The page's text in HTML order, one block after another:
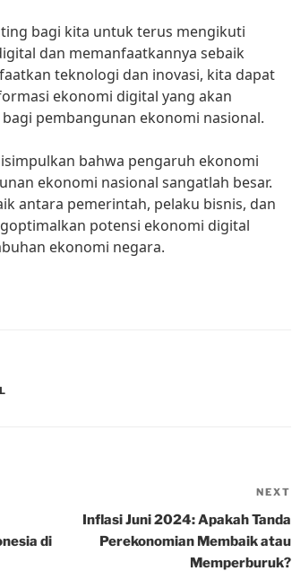
bagi kita untuk terus mengikuti
dan memanfaatkannya sebaik
teknologi dan inovasi, kita dapat
ekonomi digital yang akan
pembangunan ekonomi nasional.
bahwa pengaruh ekonomi
ekonomi nasional sangatlah besar.
antara pemerintah, pelaku bisnis, dan
potensi ekonomi digital
ekonomi negara.
di
NEXT
Inflasi Juni 2024: Apakah Tanda
Perekonomian Membaik atau
Memperburuk?